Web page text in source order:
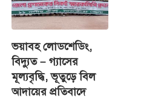
ভয়াবহ লোডশেডিং,
বিদ্যুত – গ্যাসের
মূল্যবৃদ্ধি, ভূতুড়ে বিল
আদায়ের প্রতিবাদে